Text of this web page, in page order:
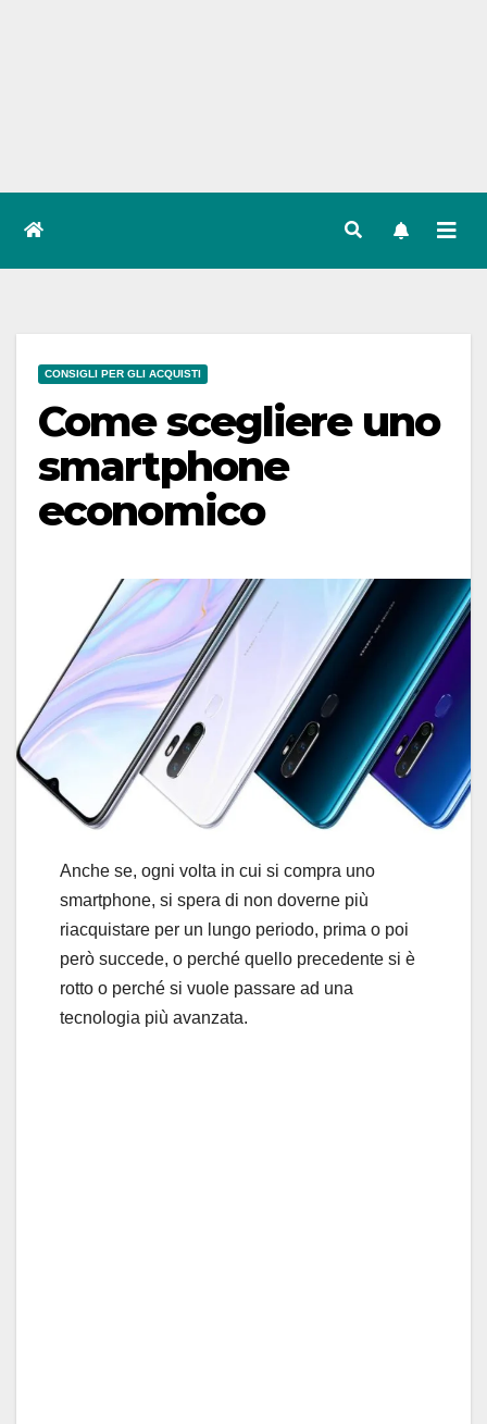
CONSIGLI PER GLI ACQUISTI
Come scegliere uno
smartphone
economico
Anche se, ogni volta in cui si compra uno
smartphone, si spera di non doverne più
riacquistare per un lungo periodo, prima o poi
però succede, o perché quello precedente si è
rotto o perché si vuole passare ad una
tecnologia più avanzata.